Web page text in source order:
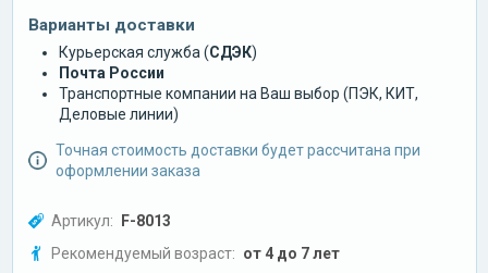
Варианты доставки
Курьерская служба (СДЭК)
Почта России
Транспортные компании на Ваш выбор (ПЭК, КИТ,
Деловые линии)
Точная стоимость доставки будет рассчитана при
оформлении заказа
Артикул: F-8013
Рекомендуемый возраст: от 4 до 7 лет